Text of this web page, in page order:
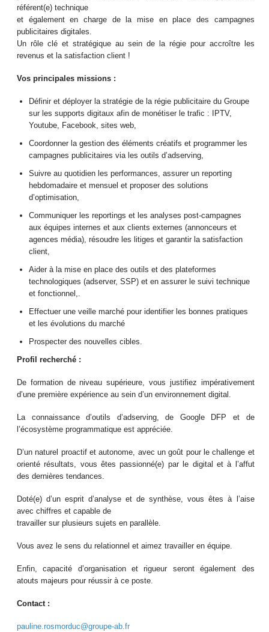
référent(e) technique
et également en charge de la mise en place des campagnes
publicitaires digitales.
Un rôle clé et stratégique au sein de la régie pour accroître les
revenus et la satisfaction client !
Vos principales missions :
Définir et déployer la stratégie de la régie publicitaire du Groupe
sur les supports digitaux afin de monétiser le trafic : IPTV,
Youtube, Facebook, sites web,
Coordonner la gestion des éléments créatifs et programmer les
campagnes publicitaires via les outils d’adserving,
Suivre au quotidien les performances, assurer un reporting
hebdomadaire et mensuel et proposer des solutions
d’optimisation,
Communiquer les reportings et les analyses post-campagnes
aux équipes internes et aux clients externes (annonceurs et
agences média), résoudre les litiges et garantir la satisfaction
client,
Aider à la mise en place des outils et des plateformes
technologiques (adserver, SSP) et en assurer le suivi technique
et fonctionnel,.
Effectuer une veille marché pour identifier les bonnes pratiques
et les évolutions du marché
Prospecter des nouvelles cibles.
Profil recherché :
De formation de niveau supérieure, vous justifiez impérativement
d’une première expérience au sein d’un environnement digital.
La connaissance d’outils d’adserving, de Google DFP et de
l’écosystème programmatique est appréciée.
D’un naturel proactif et autonome, avec un goût pour le challenge et
orienté résultats, vous êtes passionné(e) par le digital et à l’affut
des dernières tendances.
Doté(e) d’un esprit d’analyse et de synthèse, vous êtes à l’aise
avec chiffres et capable de
travailler sur plusieurs sujets en parallèle.
Vous avez le sens du relationnel et aimez travailler en équipe.
Enfin, capacité d’organisation et rigueur seront également des
atouts majeurs pour réussir à ce poste.
Contact :
pauline.rosmorduc@groupe-ab.fr